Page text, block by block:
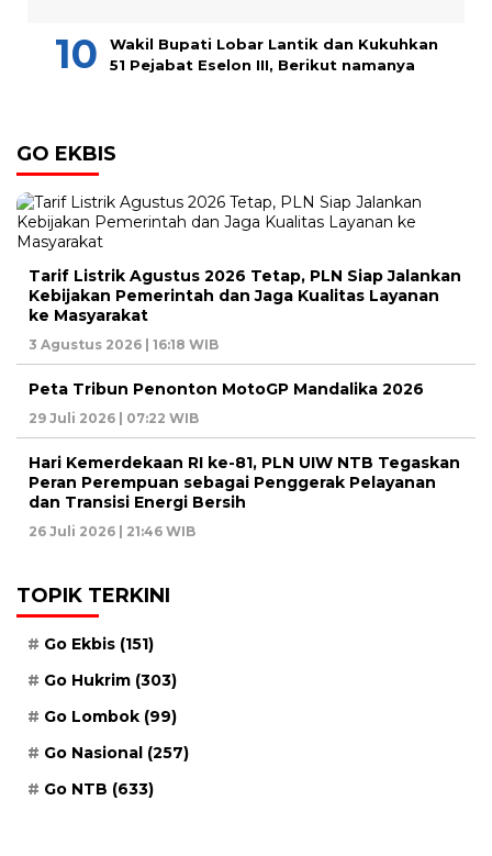
Wakil Bupati Lobar Lantik dan Kukuhkan
51 Pejabat Eselon III, Berikut namanya
GO EKBIS
Tarif Listrik Agustus 2026 Tetap, PLN Siap Jalankan
Kebijakan Pemerintah dan Jaga Kualitas Layanan
ke Masyarakat
3 Agustus 2026 | 16:18 WIB
Peta Tribun Penonton MotoGP Mandalika 2026
29 Juli 2026 | 07:22 WIB
Hari Kemerdekaan RI ke-81, PLN UIW NTB Tegaskan
Peran Perempuan sebagai Penggerak Pelayanan
dan Transisi Energi Bersih
26 Juli 2026 | 21:46 WIB
TOPIK TERKINI
Go Ekbis (151)
Go Hukrim (303)
Go Lombok (99)
Go Nasional (257)
Go NTB (633)